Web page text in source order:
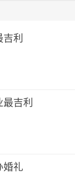
化传承的重要
利
吉利
婚礼